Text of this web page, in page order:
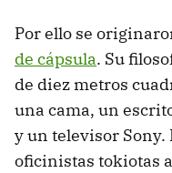
Por ello se
de cápsula. Su
de diez metros
una cama, un
y un televisor
oficinistas tokiotas